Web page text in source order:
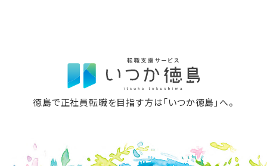
徳島で正社員転職を目指す方は「いつか徳島」へ。